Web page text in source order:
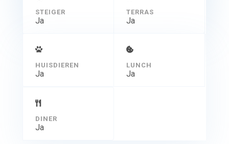
STEIGER
Ja
TERRAS
Ja
HUISDIEREN
Ja
LUNCH
Ja
DINER
Ja